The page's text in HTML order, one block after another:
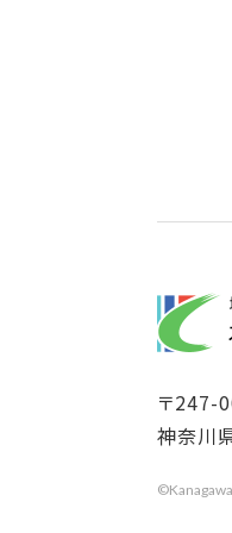
〒247-
神奈川